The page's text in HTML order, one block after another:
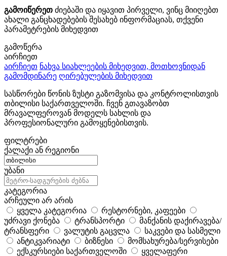
გამოიწერეთ ძიებაში და იყავით პირველი, ვინც მიიღებთ
ახალი განცხადებების შესახებ ინფორმაციას, თქვენი
პარამეტრების მიხედვით
გამოწერა
აირჩიეთ
აირჩიეთ ნახვა სიახლეების მიხედვით, მოთხოვნიდან
გამომდინარე ღირებულების მიხედვით
სასწორები წონის ზუსტი გაზომვისა და კონტროლისთვის
თბილისი საქართველოში. ჩვენ გთავაზობთ
მრავალფეროვან მოდელს სახლის და
პროფესიონალური გამოყენებისთვის.
ფილტრები
ქალაქი ან რეგიონი
უბანი
კატეგორია
არჩეული არ არის
ყველა კატეგორია
რესტორნები, კაფეები
უძრავი ქონება
ტრანსპორტი
მანქანის დაქირავება/
ტრანსფერი
ვალუტის გაცვლა
საკვები და სასმელი
ანტიკვარიატი
ბიზნესი
მომსახურება/სერვისები
ექსკურსიები საქართველოში
ყველაფერი